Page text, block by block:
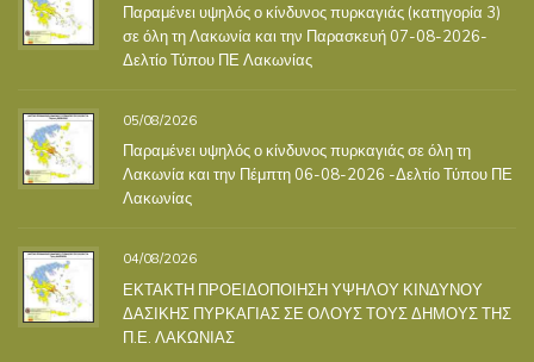
Παραμένει υψηλός ο κίνδυνος πυρκαγιάς (κατηγορία 3)
σε όλη τη Λακωνία και την Παρασκευή 07-08-2026-
Δελτίο Τύπου ΠΕ Λακωνίας
05/08/2026
Παραμένει υψηλός ο κίνδυνος πυρκαγιάς σε όλη τη
Λακωνία και την Πέμπτη 06-08-2026 -Δελτίο Τύπου ΠΕ
Λακωνίας
04/08/2026
ΕΚΤΑΚΤΗ ΠΡΟΕΙΔΟΠΟΙΗΣΗ ΥΨΗΛΟΥ ΚΙΝΔΥΝΟΥ
ΔΑΣΙΚΗΣ ΠΥΡΚΑΓΙΑΣ ΣΕ ΟΛΟΥΣ ΤΟΥΣ ΔΗΜΟΥΣ ΤΗΣ
Π.Ε. ΛΑΚΩΝΙΑΣ